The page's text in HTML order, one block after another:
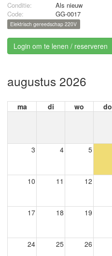
Conditie:
Als nieuw
Code:
GG-0017
Elektrisch gereedschap 220V
Login om te lenen / reserveren
augustus 2026
ma di wo do
3 4 5
10 11 12
17 18 19
24 25 26